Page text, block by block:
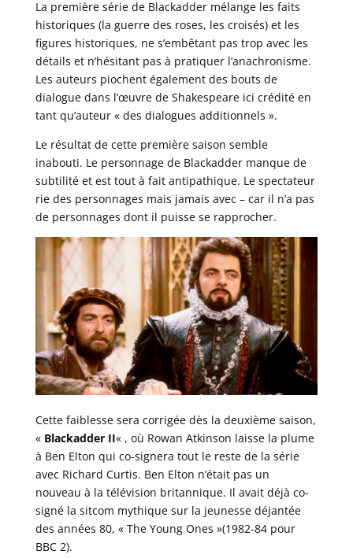
La première série de Blackadder mélange les faits
historiques (la guerre des roses, les croisés) et les
figures historiques, ne s’embêtant pas trop avec les
détails et n’hésitant pas à pratiquer l’anachronisme.
Les auteurs piochent également des bouts de
dialogue dans l’œuvre de Shakespeare ici crédité en
tant qu’auteur « des dialogues additionnels ».
Le résultat de cette première saison semble
inabouti. Le personnage de Blackadder manque de
subtilité et est tout à fait antipathique. Le spectateur
rie des personnages mais jamais avec – car il n’a pas
de personnages dont il puisse se rapprocher.
Cette faiblesse sera corrigée dès la deuxième saison,
« Blackadder II« , où Rowan Atkinson laisse la plume
à Ben Elton qui co-signera tout le reste de la série
avec Richard Curtis. Ben Elton n’était pas un
nouveau à la télévision britannique. Il avait déjà co-
signé la sitcom mythique sur la jeunesse déjantée
des années 80, « The Young Ones »(1982-84 pour
BBC 2).